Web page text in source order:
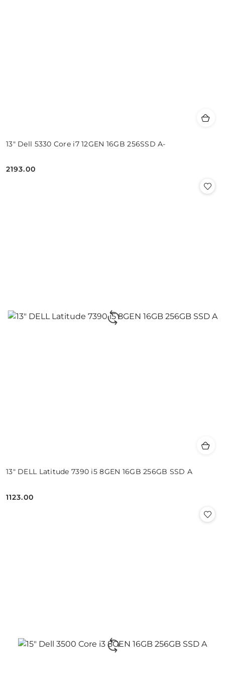
13" Dell 5330 Core i7 12GEN 16GB 256SSD A-
Cena:
2193.00
13" DELL Latitude 7390 i5 8GEN 16GB 256GB SSD A
Cena:
1123.00